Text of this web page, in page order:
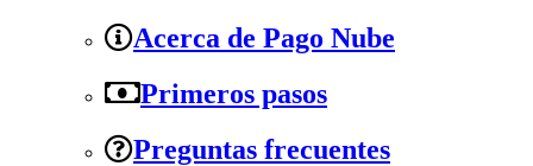
Acerca de Pago Nube
Primeros pasos
Preguntas frecuentes